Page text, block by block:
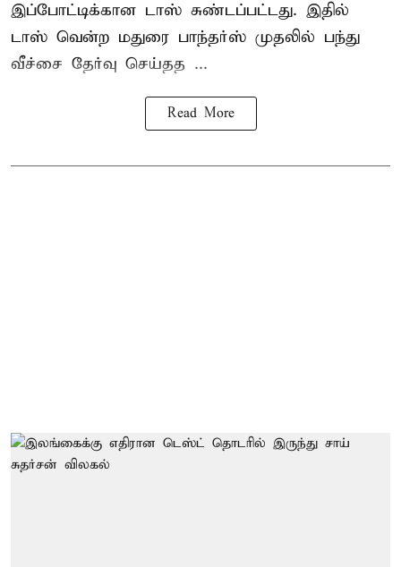
இப்போட்டிக்கான டாஸ் சுண்டப்பட்டது. இதில்
டாஸ் வென்ற மதுரை பாந்தர்ஸ் முதலில் பந்து
வீச்சை தேர்வு செய்தத ...
Read More